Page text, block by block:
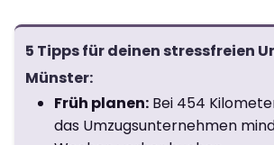
5 Tipps für deinen stressfreien
Münster:
Früh planen: Bei 454
das Umzugsunternehmen